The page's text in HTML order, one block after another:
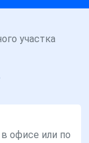
участка
в офисе или по